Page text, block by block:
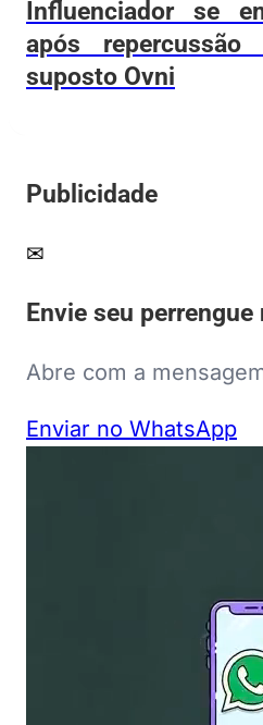
Influenciador se
após
suposto Ovni
Publicidade
✉
Envie seu
Abre com a
Enviar no WhatsApp